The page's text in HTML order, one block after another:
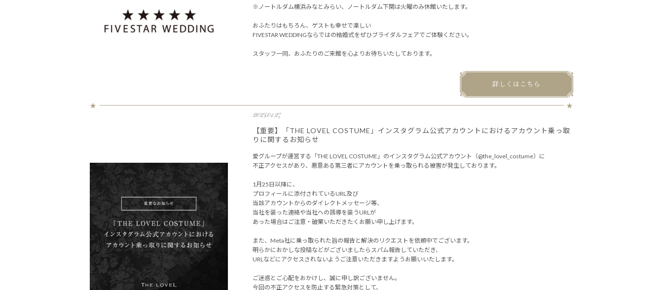
※ノートルダム横浜みなとみらい、ノートルダム下関は火曜のみ休館いたします。
おふたりはもちろん、ゲストも幸せで楽しい
FIVESTAR WEDDINGならではの結婚式をぜひブライダルフェアでご体験ください。
スタッフ一同、おふたりのご来館を心よりお待ちいたしております。
詳しくはこちら
2025.01.27
【重要】「THE LOVEL COSTUME」インスタグラム公式アカウントにおけるアカウント乗っ取
りに関するお知らせ
愛グループが運営する「THE LOVEL COSTUME」のインスタグラム公式アカウント（@the_lovel_costume）に
不正アクセスがあり、悪意ある第三者にアカウントを乗っ取られる被害が発生しております。
1月25日以降に、
プロフィールに添付されているURL及び
当該アカウントからのダイレクトメッセージ等、
当社を装った連絡や当社への誘導を装うURLが
あった場合はご注意・破棄いただきたくお願い申し上げます。
また、Meta社に乗っ取られた旨の報告と解決のリクエストを依頼中でございます。
明らかにおかしな投稿などがございましたらスパム報告していただき、
URLなどにアクセスされないようご注意いただきますようお願いいたします。
ご迷惑とご心配をおかけし、誠に申し訳ございません。
今回の不正アクセスを防止する緊急対策として、